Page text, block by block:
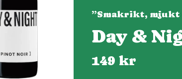
Denna webbplats drivs av
© 2026
”Smakrikt, mjukt
Day &
149 kr